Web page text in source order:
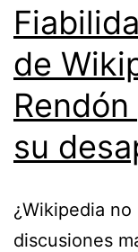
de
su
¿Wikipedia
discusiones